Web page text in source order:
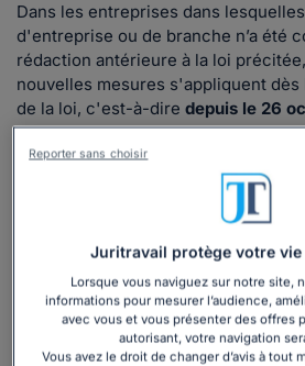
Dans les entreprises dans
d'entreprise ou de branche n’a été
rédaction antérieure à la loi
nouvelles mesures s'appliquent
de la loi, c'est-à-dire depuis le 26
En tant qu’employeur, vous êtes
entretien de parcours professionnel
dès la première année
Un accord collectif d'entreprise ou,
peut toutefois prévoir une
parcours professionnels différente,
excède 4 ans.
Juritravail protège votre vie
Lorsque vous naviguez sur notre site,
informations pour mesurer l’audience,
avec vous et vous présenter des offres
autorisant, votre navigation
Vous avez le droit de changer d’avis à tout
Reporter sans choisir